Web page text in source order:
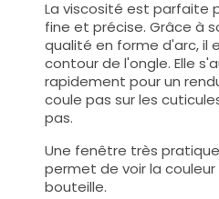
La viscosité est parfaite
fine et précise. Grâce à
qualité en forme d'arc, il
contour de l'ongle. Elle
rapidement pour un
coule pas sur les
pas.
Une fenêtre très
permet de voir la
bouteille.